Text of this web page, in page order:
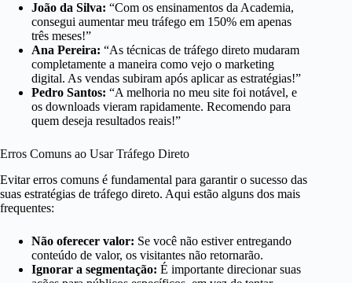
João da Silva: “Com os ensinamentos da Academia,
consegui aumentar meu tráfego em 150% em apenas
três meses!”
Ana Pereira: “As técnicas de tráfego direto mudaram
completamente a maneira como vejo o marketing
digital. As vendas subiram após aplicar as estratégias!”
Pedro Santos: “A melhoria no meu site foi notável, e
os downloads vieram rapidamente. Recomendo para
quem deseja resultados reais!”
Erros Comuns ao Usar Tráfego Direto
Evitar erros comuns é fundamental para garantir o sucesso das
suas estratégias de tráfego direto. Aqui estão alguns dos mais
frequentes:
Não oferecer valor: Se você não estiver entregando
conteúdo de valor, os visitantes não retornarão.
Ignorar a segmentação: É importante direcionar suas